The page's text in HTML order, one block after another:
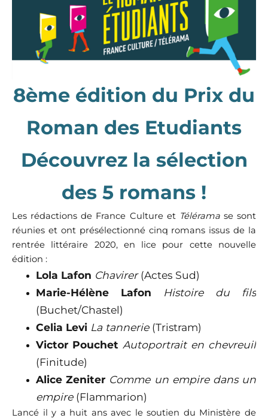
8ème édition du Prix du
Roman des Etudiants
Découvrez la sélection
des 5 romans !
Les rédactions de France Culture et Téléramase sont
réunies et ont présélectionné cinq romans issus de la
rentrée littéraire 2020, en lice pour cette nouvelle
édition :
Lola Lafon Chavirer(Actes Sud)
Marie-Hélène Lafon
Histoire du fils
(Buchet/Chastel)
Celia Levi La tannerie(Tristram)
Victor Pouchet Autoportrait en chevreuil
(Finitude)
Alice Zeniter Comme un empire dans un
empire(Flammarion)
Lancé il y a huit ans avec le soutien du Ministère de